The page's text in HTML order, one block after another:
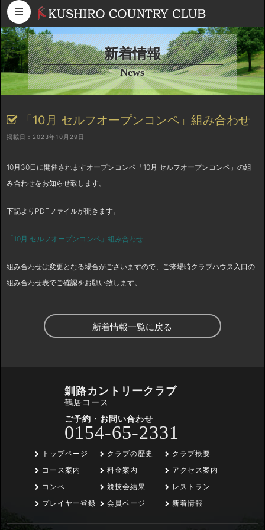
コンテンツへスキップ
新着情報
News
「10月 セルフオープンコンペ」組み合わせ
掲載日：2023年10月29日
10月30日に開催されますオープンコンペ「10月 セルフオープンコンペ」の組
み合わせをお知らせ致します。
下記よりPDFファイルが開きます。
「10月 セルフオープンコンペ」組み合わせ
組み合わせは変更となる場合がございますので、ご来場時クラブハウス入口の
組み合わせ表でご確認をお願い致します。
新着情報一覧に戻る
釧路カントリークラブ
鶴居コース
ご予約・お問い合わせ
0154-65-2331
トップページ
コース案内
コンペ
プレイヤー登録
クラブの歴史
料金案内
競技会結果
会員ページ
クラブ概要
アクセス案内
レストラン
新着情報